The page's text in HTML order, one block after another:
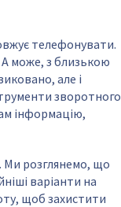
телефонувати.
може, з близькою
але і
зворотного
інформацію,
Ми розглянемо, що
варіанти на
щоб захистити